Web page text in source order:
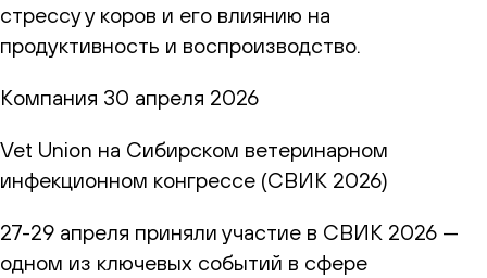
стрессу у коров и его влиянию на
продуктивность и воспроизводство.
Компания 30 апреля 2026
Vet Union на Сибирском ветеринарном
инфекционном конгрессе (СВИК 2026)
27-29 апреля приняли участие в СВИК 2026 —
одном из ключевых событий в сфере